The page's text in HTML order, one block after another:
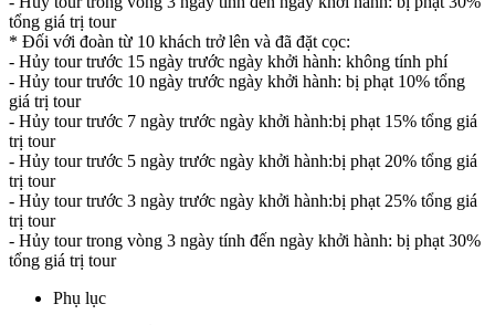
tổng giá trị tour
* Đối với đoàn từ 10 khách trở lên và đã đặt cọc:
- Hủy tour trước 15 ngày trước ngày khởi hành: không tính phí
- Hủy tour trước 10 ngày trước ngày khởi hành: bị phạt 10% tổng
giá trị tour
- Hủy tour trước 7 ngày trước ngày khởi hành:bị phạt 15% tổng giá
trị tour
- Hủy tour trước 5 ngày trước ngày khởi hành:bị phạt 20% tổng giá
trị tour
- Hủy tour trước 3 ngày trước ngày khởi hành:bị phạt 25% tổng giá
trị tour
- Hủy tour trong vòng 3 ngày tính đến ngày khởi hành: bị phạt 30%
tổng giá trị tour
Phụ lục